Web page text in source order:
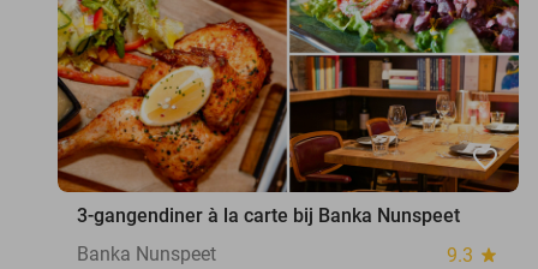
favorite_border
3-gangendiner à la carte bij Banka Nunspeet
Banka Nunspeet
9.3 star